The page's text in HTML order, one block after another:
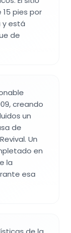
pies por
y está
de
creando
un
de
Un
en
la
esa